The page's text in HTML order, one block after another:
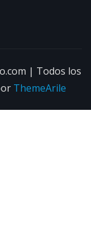
| Todos los
ThemeArile